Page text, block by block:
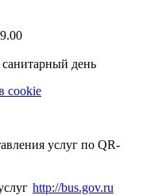
день
cookie
услуг по QR-
http://bus.gov.ru